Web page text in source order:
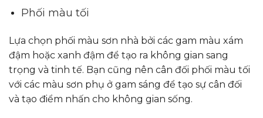
Phối màu tối
Lựa chọn phối màu sơn nhà bởi các gam màu xám
đậm hoặc xanh đậm để tạo ra không gian sang
trọng và tinh tế. Bạn cũng nên cân đối phối màu tối
với các màu sơn phụ ở gam sáng để tạo sự cân đối
và tạo điểm nhấn cho không gian sống.